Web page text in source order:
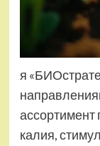
я
ассортимент
калия,